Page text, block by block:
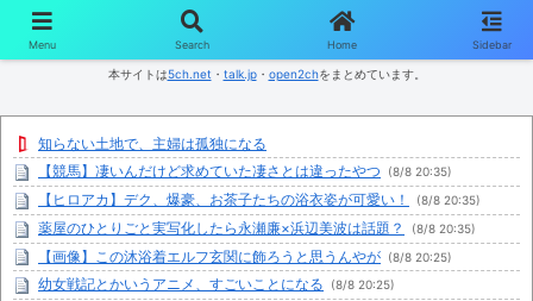
コンテンツへスキップ
本サイトは5ch.net ・ talk.jp・ open2chをまとめています。
知らない土地で、主婦は孤独になる
【競馬】凄いんだけど求めていた凄さとは違ったやつ
(8/8 20:35)
【ヒロアカ】デク、爆豪、お茶子たちの浴衣姿が可愛い！ (8/8 20:35)
薬屋のひとりごと実写化したら永瀬廉×浜辺美波は話題？ (8/8 20:35)
【画像】この沐浴着エルフ玄関に飾ろうと思うんやが (8/8 20:25)
幼女戦記とかいうアニメ、すごいことになる (8/8 20:25)
Menu Search Home Sidebar